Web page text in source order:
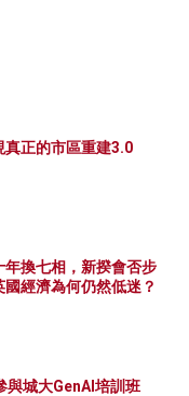
真正的市區重建3.0
換七相，新揆會否步
經濟為何仍然低迷？
與城大GenAI培訓班